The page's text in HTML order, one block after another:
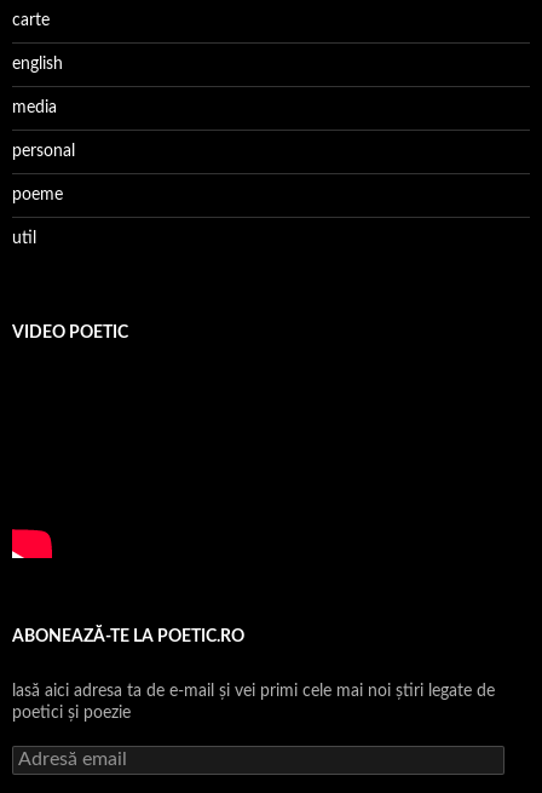
carte
english
media
personal
poeme
util
VIDEO POETIC
ABONEAZĂ-TE LA POETIC.RO
lasă aici adresa ta de e-mail şi vei primi cele mai noi ştiri legate de
poetici şi poezie
Adresă
email